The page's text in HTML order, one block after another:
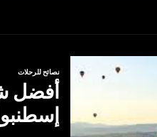
نصائح للرحلات
أفضل